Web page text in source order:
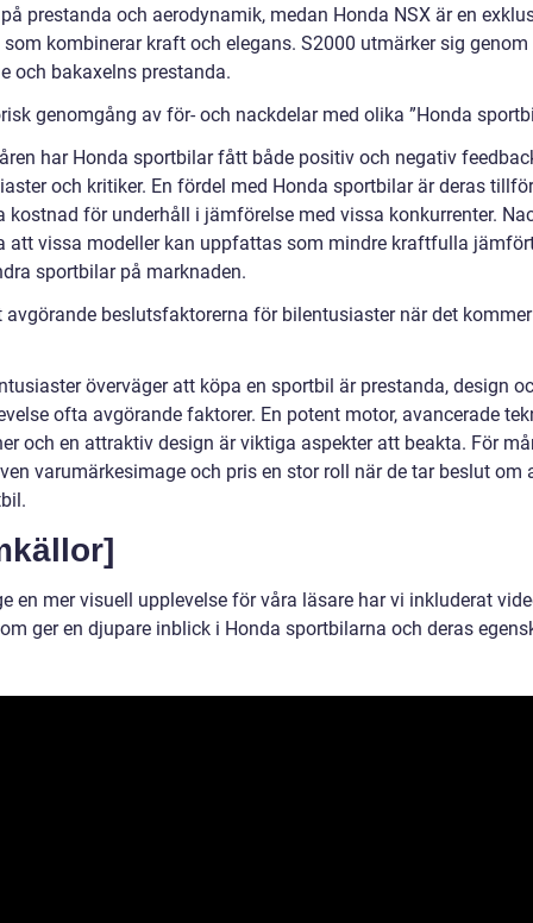
prestanda och aerodynamik, medan Honda NSX är en
kombinerar kraft och elegans. S2000 utmärker sig genom
och bakaxelns prestanda.
genomgång av för- och nackdelar med olika ”Honda
har Honda sportbilar fått både positiv och negativ
och kritiker. En fördel med Honda sportbilar är deras
kostnad för underhåll i jämförelse med vissa konkurrenter.
att vissa modeller kan uppfattas som mindre kraftfulla
sportbilar på marknaden.
avgörande beslutsfaktorerna för bilentusiaster när det
överväger att köpa en sportbil är prestanda, design
ofta avgörande faktorer. En potent motor, avancerade
och en attraktiv design är viktiga aspekter att beakta. För
varumärkesimage och pris en stor roll när de tar beslut om
en mer visuell upplevelse för våra läsare har vi inkluderat
ger en djupare inblick i Honda sportbilarna och deras